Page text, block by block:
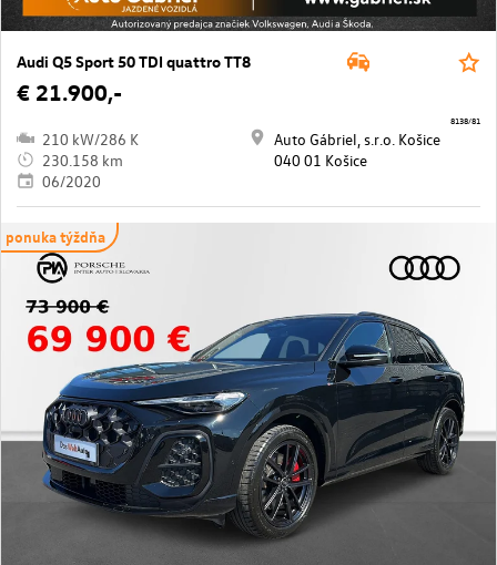
Audi Q5 Sport 50 TDI quattro TT8
€ 21.900,-
210 kW/286 K
230.158 km
06/2020
Auto Gábriel, s.r.o. Košice
040 01 Košice
8138/81
ponuka týždňa